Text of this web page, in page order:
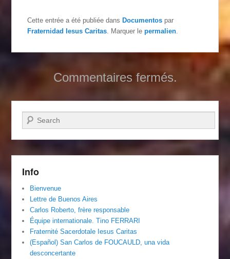
Cette entrée a été publiée dansDocumentos par
Fraternidad Iesus Caritas . Marquer lepermalien
Commentaires fermés.
Recherche
Info
Bienvenue
Lettre de Buenos Aires
Carlos Roberto, frère responsable
Équipe internationale. Tino FERRARI
Fraternité Sacerdotale Iesus Caritas
(Español) San Carlos de FOUCAULD, una vida
desconcertante